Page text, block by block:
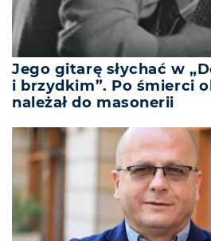
Jego gitarę słychać w
i brzydkim”. Po śmierci
należał do masonerii